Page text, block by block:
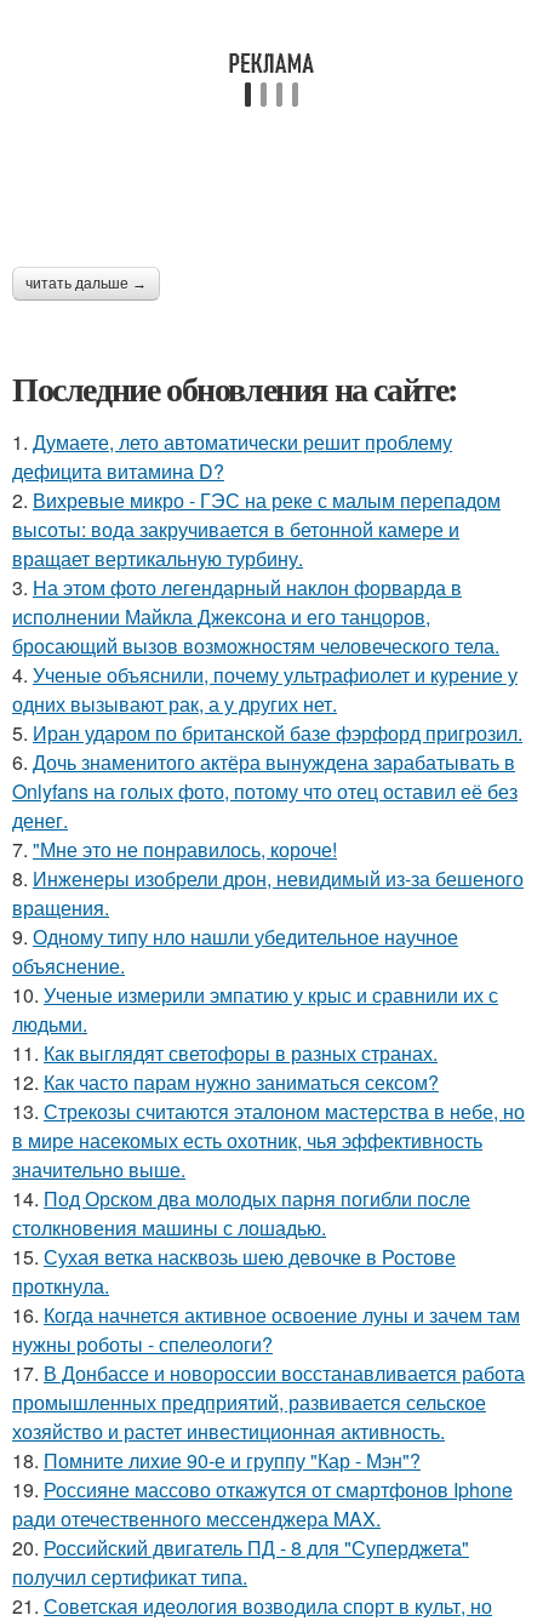
читать дальше →
Последние обновления на сайте:
1. Думаете, лето автоматически решит проблему
дефицита витамина D?
2. Вихревые микро - ГЭС на реке с малым перепадом
высоты: вода закручивается в бетонной камере и
вращает вертикальную турбину.
3. На этом фото легендарный наклон форварда в
исполнении Майкла Джексона и его танцоров,
бросающий вызов возможностям человеческого тела.
4. Ученые объяснили, почему ультрафиолет и курение у
одних вызывают рак, а у других нет.
5. Иран ударом по британской базе фэрфорд пригрозил.
6. Дочь знаменитого актёра вынуждена зарабатывать в
Onlyfans на голых фото, потому что отец оставил её без
денег.
7. "Мне это не понравилось, короче!
8. Инженеры изобрели дрон, невидимый из-за бешеного
вращения.
9. Одному типу нло нашли убедительное научное
объяснение.
10. Ученые измерили эмпатию у крыс и сравнили их с
людьми.
11. Как выглядят светофоры в разных странах.
12. Как часто парам нужно заниматься сексом?
13. Стрекозы считаются эталоном мастерства в небе, но
в мире насекомых есть охотник, чья эффективность
значительно выше.
14. Под Орском два молодых парня погибли после
столкновения машины с лошадью.
15. Сухая ветка насквозь шею девочке в Ростове
проткнула.
16. Когда начнется активное освоение луны и зачем там
нужны роботы - спелеологи?
17. В Донбассе и новороссии восстанавливается работа
промышленных предприятий, развивается сельское
хозяйство и растет инвестиционная активность.
18. Помните лихие 90-е и группу "Кар - Мэн"?
19. Россияне массово откажутся от смартфонов Iphone
ради отечественного мессенджера MAX.
20. Российский двигатель ПД - 8 для "Суперджета"
получил сертификат типа.
21. Советская идеология возводила спорт в культ, но